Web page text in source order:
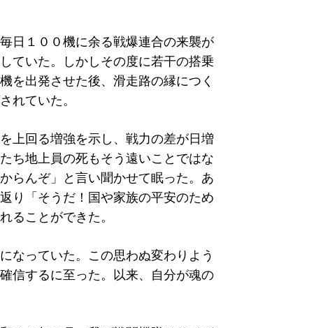
日１００機に余る戦爆連合の来襲が
ていた。しかしその度に若干の搭乗
を出発させた後、滑走路の縁につく
れていた。
上回る増強を示し、戦力の差が日増
ち地上員の死もそう遠いことではな
らんぞ」と言い聞かせて眠った。あ
り「そうだ！国や家族の平安のため
ることができた。
なっていた。この思わぬ変わりよう
信するに至った。以来、自分が魂の